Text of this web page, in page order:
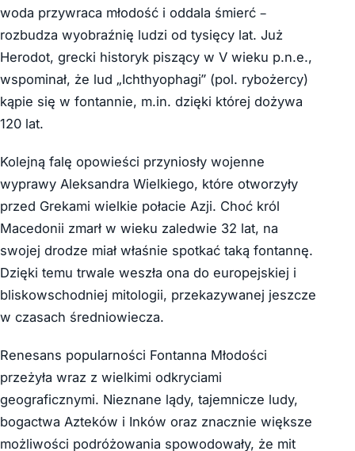
woda przywraca młodość i oddala śmierć –
rozbudza wyobraźnię ludzi od tysięcy lat. Już
Herodot, grecki historyk piszący w V wieku p.n.e.,
wspominał, że lud „Ichthyophagi” (pol. rybożercy)
kąpie się w fontannie, m.in. dzięki której dożywa
120 lat.
Kolejną falę opowieści przyniosły wojenne
wyprawy Aleksandra Wielkiego, które otworzyły
przed Grekami wielkie połacie Azji. Choć król
Macedonii zmarł w wieku zaledwie 32 lat, na
swojej drodze miał właśnie spotkać taką fontannę.
Dzięki temu trwale weszła ona do europejskiej i
bliskowschodniej mitologii, przekazywanej jeszcze
w czasach średniowiecza.
Renesans popularności Fontanna Młodości
przeżyła wraz z wielkimi odkryciami
geograficznymi. Nieznane lądy, tajemnicze ludy,
bogactwa Azteków i Inków oraz znacznie większe
możliwości podróżowania spowodowały, że mit